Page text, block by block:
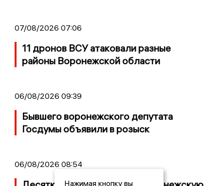
07/08/2026 07:06
11 дронов ВСУ атаковали разные
районы Воронежской области
06/08/2026 09:39
Бывшего воронежского депутата
Госдумы объявили в розыск
06/08/2026 08:54
Нажимая кнопку вы